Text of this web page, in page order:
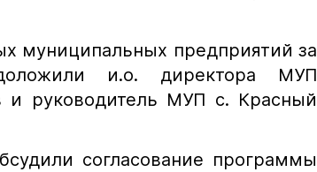
муниципальных предприятий за
и.о. директора МУП
и руководитель МУП с. Красный
согласование программы